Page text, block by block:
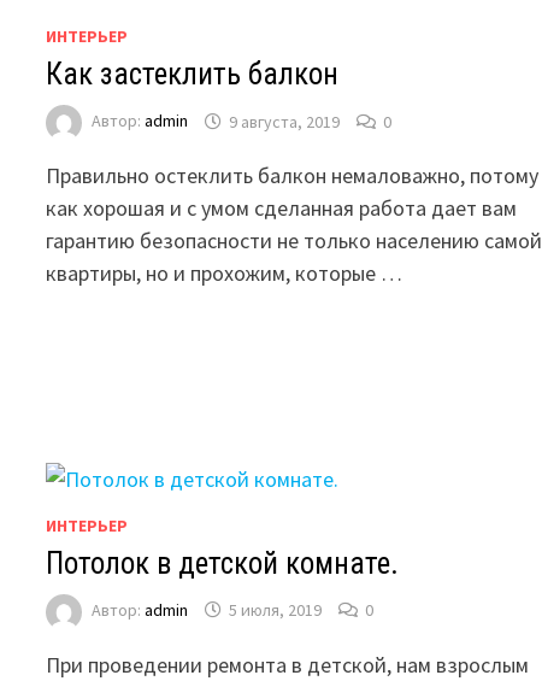
ИНТЕРЬЕР
Как застеклить балкон
Автор:admin 9 августа, 2019 0
Правильно остеклить балкон немаловажно, потому
как хорошая и с умом сделанная работа дает вам
гарантию безопасности не только населению самой
квартиры, но и прохожим, которые …
ИНТЕРЬЕР
Потолок в детской комнате.
Автор:admin 5 июля, 2019 0
При проведении ремонта в детской, нам взрослым